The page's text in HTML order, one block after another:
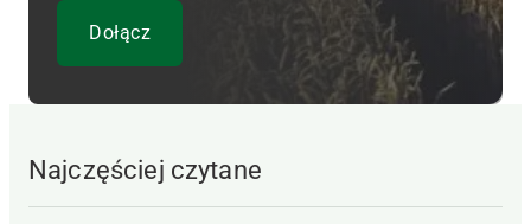
Najczęściej czytane